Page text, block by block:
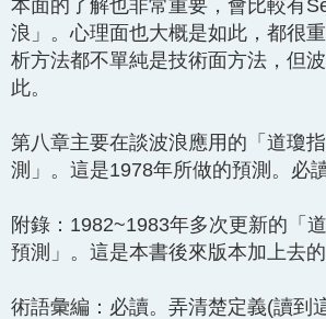
本面的了解也非常重要，會比較有
浪」。心理面也大概是如此，都很
析方法都不單純是技術面方法，但
此。
第八章主要在談波浪應用的「道瓊
測」。這是1978年所做的預測。必讀
附錄：1982~1983年多次更新的「
預測」。這是本書後來版本加上去的
術語彙編：必讀。弄清楚定義(讀到